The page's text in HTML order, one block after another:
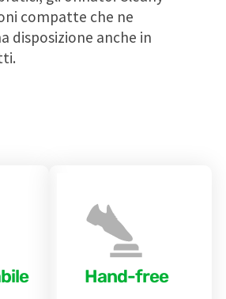
compatte che ne
disposizione anche in
Hand-free